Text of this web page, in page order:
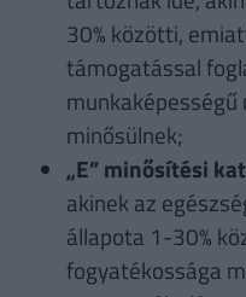
30% közötti,
támogatással
minősülnek;
„E” minősítési
akinek az
állapota 1-30%
fogyatékossága